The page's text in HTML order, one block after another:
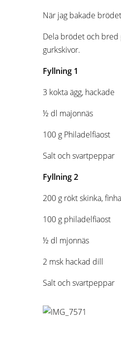
När jag bakade
Dela brödet och bred
gurkskivor.
Fyllning 1
3 kokta ägg, hackade
½ dl majonnäs
100 g Philadelfiaost
Salt och svartpeppar
Fyllning 2
200 g rökt skinka,
100 g philadelfiaost
½ dl mjonnäs
2 msk hackad dill
Salt och svartpeppar